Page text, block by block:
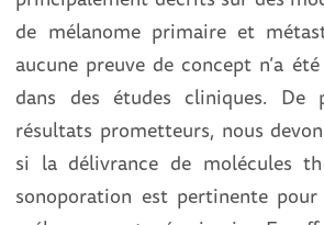
de mélanome primaire et
aucune preuve de concept n’a
dans des études cliniques. De
résultats prometteurs, nous
si la délivrance de molécules
sonoporation est pertinente